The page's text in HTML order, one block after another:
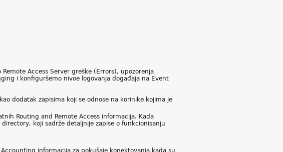
Access Server greške (Errors), upozorenja
i konfiguršemo nivoe logovanja događaja na Event
dodatak zapisima koji se odnose na korinike kojima je
Routing and Remote Access informacija. Kada
koji sadrže detaljnije zapise o funkcionisanju
informacija za pokušaje konektovanja kada su